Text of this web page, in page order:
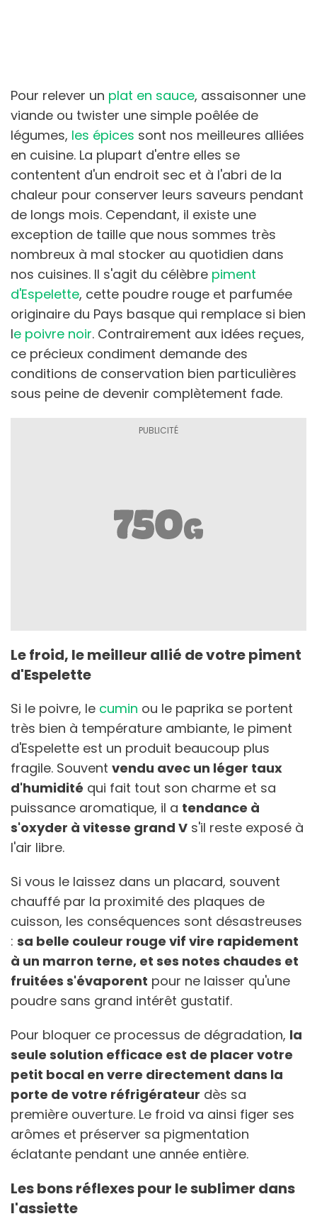
Pour relever un plat en sauce, assaisonner une
viande ou twister une simple poêlée de
légumes, les épices sont nos meilleures alliées
en cuisine. La plupart d'entre elles se
contentent d'un endroit sec et à l'abri de la
chaleur pour conserver leurs saveurs pendant
de longs mois. Cependant, il existe une
exception de taille que nous sommes très
nombreux à mal stocker au quotidien dans
nos cuisines. Il s'agit du célèbre piment
d'Espelette, cette poudre rouge et parfumée
originaire du Pays basque qui remplace si bien
le poivre noir. Contrairement aux idées reçues,
ce précieux condiment demande des
conditions de conservation bien particulières
sous peine de devenir complètement fade.
Le froid, le meilleur allié de votre piment
d'Espelette
Si le poivre, le cumin ou le paprika se portent
très bien à température ambiante, le piment
d'Espelette est un produit beaucoup plus
fragile. Souvent vendu avec un léger taux
d'humidité qui fait tout son charme et sa
puissance aromatique, il a tendance à
s'oxyder à vitesse grand V s'il reste exposé à
l'air libre.
Si vous le laissez dans un placard, souvent
chauffé par la proximité des plaques de
cuisson, les conséquences sont désastreuses
: sa belle couleur rouge vif vire rapidement
à un marron terne, et ses notes chaudes et
fruitées s'évaporent pour ne laisser qu'une
poudre sans grand intérêt gustatif.
Pour bloquer ce processus de dégradation, la
seule solution efficace est de placer votre
petit bocal en verre directement dans la
porte de votre réfrigérateur dès sa
première ouverture. Le froid va ainsi figer ses
arômes et préserver sa pigmentation
éclatante pendant une année entière.
Les bons réflexes pour le sublimer dans
l'assiette